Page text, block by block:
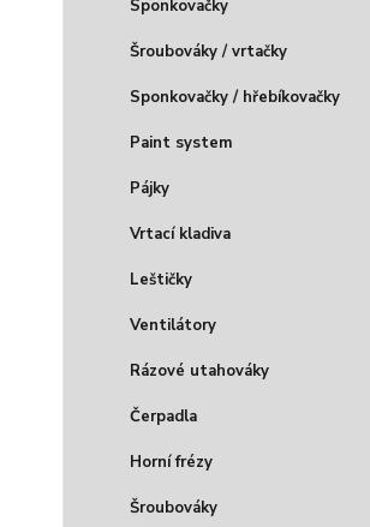
Sponkovačky
Šroubováky / vrtačky
Sponkovačky / hřebíkovačky
Paint system
Pájky
Vrtací kladiva
Leštičky
Ventilátory
Rázové utahováky
Čerpadla
Horní frézy
Šroubováky